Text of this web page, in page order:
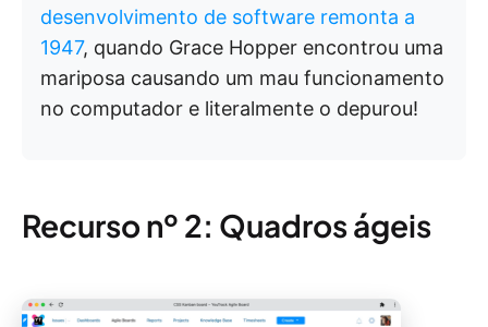
desenvolvimento de software remonta a
1947, quando Grace Hopper encontrou uma
mariposa causando um mau funcionamento
no computador e literalmente o depurou!
Recurso nº 2: Quadros ágeis